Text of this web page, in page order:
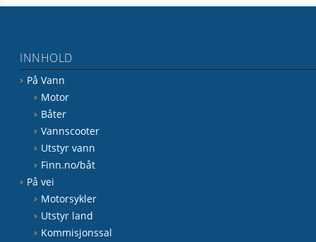
INNHOLD
På Vann
Motor
Båter
Vannscooter
Utstyr vann
Finn.no/båt
På vei
Motorsykler
Utstyr land
Kommisjonssal